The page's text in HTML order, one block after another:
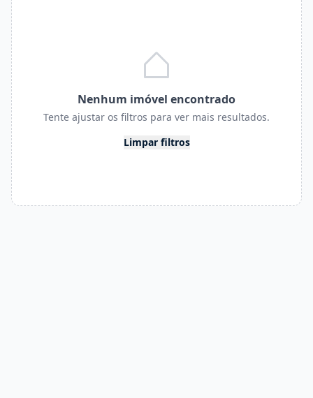
Nenhum imóvel encontrado
Tente ajustar os filtros para ver mais resultados.
Limpar filtros